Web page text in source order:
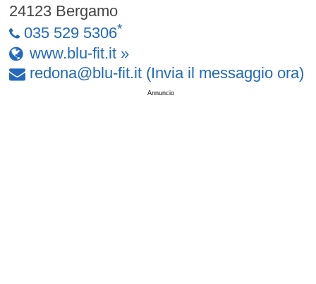
24123 Bergamo
035 529 5306*
www.blu-fit.it »
redona@blu-fit.it (Invia il messaggio ora)
Annuncio